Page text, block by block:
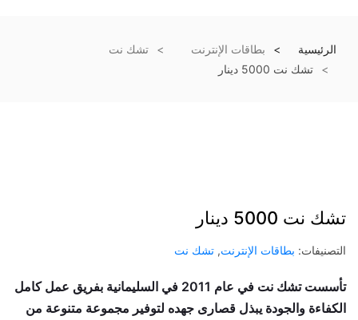
الرئيسية بطاقات الإنترنت
تشك نت
تشك نت 5000 دينار
تشك نت 5000 دينار
التصنيفات: بطاقات الإنترنت, تشك نت
تأسست تشك نت في عام 2011 في السليمانية بفريق عمل كامل
الكفاءة والجودة يبذل قصارى جهده لتوفير مجموعة متنوعة من